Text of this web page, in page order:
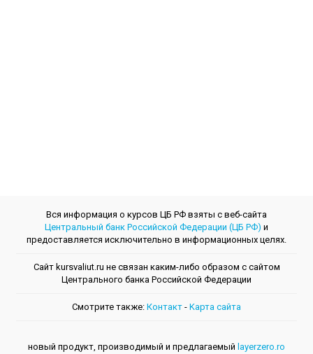
Вся информация о курсов ЦБ РФ взяты с веб-сайта
Центральный банк Российской Федерации (ЦБ РФ) и
предоставляется исключительно в информационных целях.
Сайт kursvaliut.ru не связан каким-либо образом с сайтом
Центрального банкa Российской Федерации
Смотрите также: Контакт - Kарта сайта
новый продукт, производимый и предлагаемый layerzero.ro